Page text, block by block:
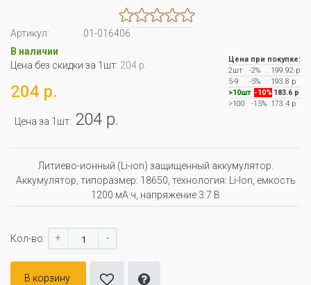
Артикул:
01-016406
В наличии
Цена без скидки за 1шт: 204 р.
204 р.
Цена за 1шт: 204 р.
Цена при покупке:
2шт
-2%
199.92 р
5-9
-5%
193.8 р
>10шт -10% 183.6 р
>100
-15% 173.4 р
Литиево-ионный (Li-ion) защищенный аккумулятор.
Аккумулятор, типоразмер: 18650, технология: Li-Ion, емкость
1200 мА·ч, напряжение 3.7 В
Кол-во: + -
В корзину